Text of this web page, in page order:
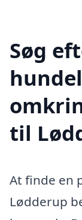
Søg
til
At finde en
Lødderup